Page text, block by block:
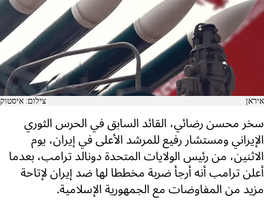
איראן צילום: איסטוק
سخر محسن رضائي، القائد السابق في الحرس الثوري
الإيراني ومستشار رفيع للمرشد الأعلى في إيران، يوم
الاثنين، من رئيس الولايات المتحدة دونالد ترامب، بعدما
أعلن ترامب أنه أرجأ ضربة مخططا لها ضد إيران لإتاحة
مزيد من المفاوضات مع الجمهورية الإسلامية.